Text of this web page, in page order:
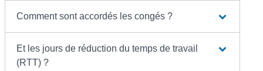
Comment sont accordés les congés ?
Et les jours de réduction du temps de travail
(RTT) ?